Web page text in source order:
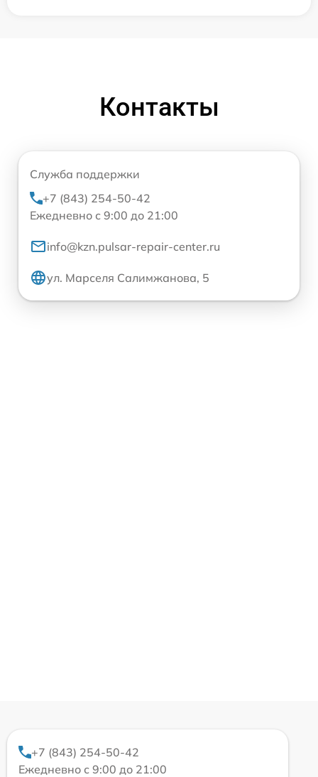
Контакты
Служба поддержки
+7 (843) 254-50-42
Ежедневно с 9:00 до 21:00
info@kzn.pulsar-repair-center.ru
ул. Марселя Салимжанова, 5
+7 (843) 254-50-42
Ежедневно с 9:00 до 21:00